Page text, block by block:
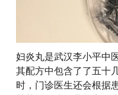
妇炎丸是武汉李小平中
其配方中包含了了五十
时，门诊医生还会根据